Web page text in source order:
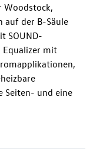
Woodstock,
auf der B-Säule
SOUND-
mit
Seiten- und eine